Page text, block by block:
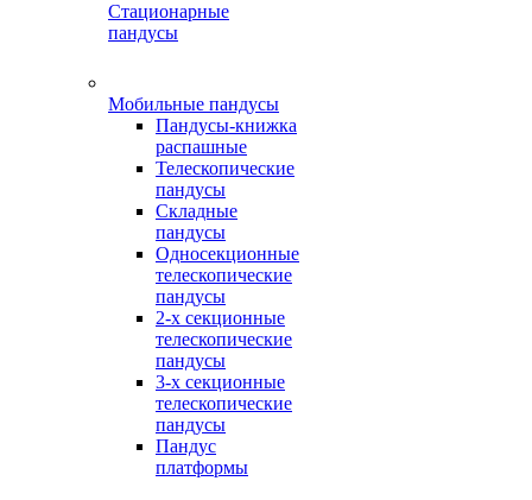
Стационарные
пандусы
Мобильные пандусы
Пандусы-книжка
распашные
Телескопические
пандусы
Складные
пандусы
Односекционные
телескопические
пандусы
2-х секционные
телескопические
пандусы
3-х секционные
телескопические
пандусы
Пандус
платформы